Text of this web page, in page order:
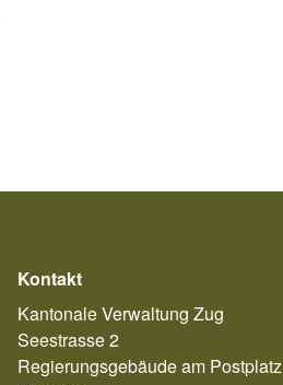
Kontakt
Kantonale Verwaltung Zug
Seestrasse 2
Regierungsgebäude am Postplatz